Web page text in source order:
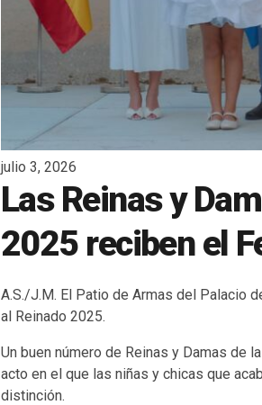
julio 3, 2026
Las Reinas y
2025 reciben el
A.S./J.M. El Patio de Armas del Palacio
al Reinado 2025.
Un buen número de Reinas y Damas de
acto en el que las niñas y chicas que
distinción.